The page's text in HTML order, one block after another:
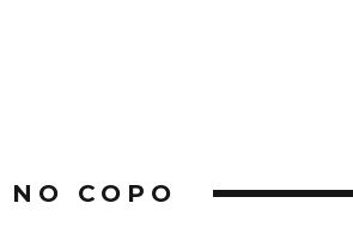
NO COPO